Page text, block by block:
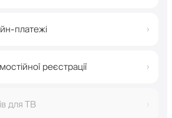
платежі ›
реєстрації ›
для ТВ ›